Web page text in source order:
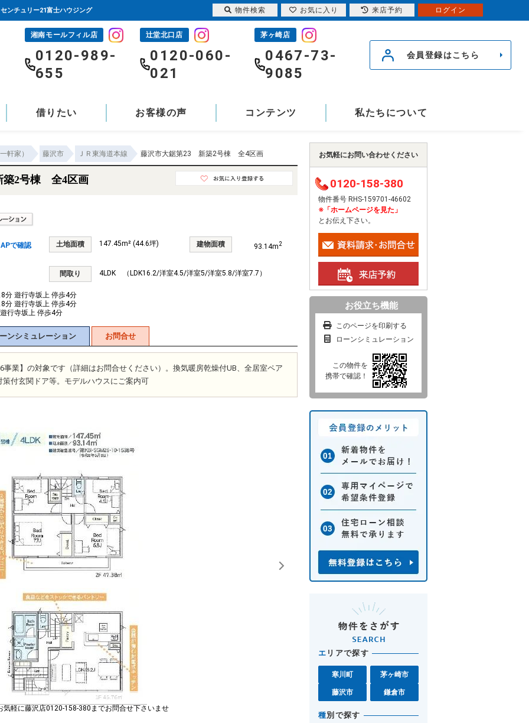
ンチュリー21富士ハウジング
湘南モールフィル店
0120-989-
655
辻堂北口店
0120-060-
021
茅ヶ崎店
0467-73-
9085
会員登録はこちら
借りたい お客様の声 コンテンツ 私たちについて
軒家） 藤沢市 ＪＲ東海道本線 藤沢市大鋸第23 新築2号棟 全4区画
築2号棟 全4区画
で確認 土地面積 147.45m² (44.6坪) 建物面積 93.14m2
間取り 4LDK （LDK16.2/洋室4.5/洋室5/洋室5.8/洋室7.7）
分 遊行寺坂上 停歩4分
分 遊行寺坂上 停歩4分
行寺坂上 停歩4分
ンシミュレーション お問合せ
事業】の対象です（詳細はお問合せください）。換気暖房乾燥付UB、全居室ペア
付玄関ドア等。モデルハウスにご案内可
気軽に藤沢店0120-158-380までお問合せ下さいませ
お気軽にお問い合わせください
0120-158-380
物件番号 RHS-159701-46602
※「ホームページを見た」
とお伝え下さい。
お役立ち機能
このページを印刷する
ローンシミュレーション
この物件を
携帯で確認！
エ リアで探す
寒川町 茅ヶ崎市
藤沢市 鎌倉市
種別で探す
物件検索 お気に入り 来店予約 ログイン